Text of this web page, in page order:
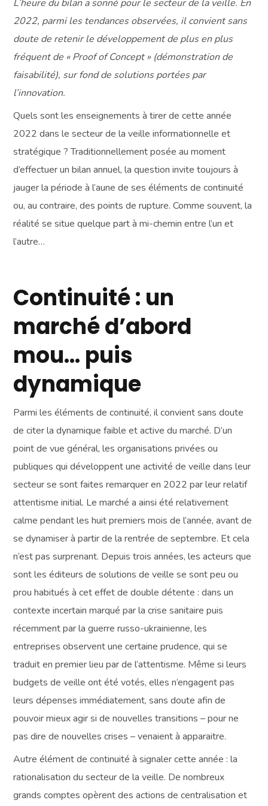
L’heure du bilan a sonné pour le secteur de la veille. En
2022, parmi les tendances observées, il convient sans
doute de retenir le développement de plus en plus
fréquent de « Proof of Concept » (démonstration de
faisabilité), sur fond de solutions portées par
l’innovation.
Quels sont les enseignements à tirer de cette année
2022 dans le secteur de la veille informationnelle et
stratégique ? Traditionnellement posée au moment
d’effectuer un bilan annuel, la question invite toujours à
jauger la période à l’aune de ses éléments de continuité
ou, au contraire, des points de rupture. Comme souvent, la
réalité se situe quelque part à mi-chemin entre l’un et
l’autre…
Continuité : un
marché d’abord
mou… puis
dynamique
Parmi les éléments de continuité, il convient sans doute
de citer la dynamique faible et active du marché. D’un
point de vue général, les organisations privées ou
publiques qui développent une activité de veille dans leur
secteur se sont faites remarquer en 2022 par leur relatif
attentisme initial. Le marché a ainsi été relativement
calme pendant les huit premiers mois de l’année, avant de
se dynamiser à partir de la rentrée de septembre. Et cela
n’est pas surprenant. Depuis trois années, les acteurs que
sont les éditeurs de solutions de veille se sont peu ou
prou habitués à cet effet de double détente : dans un
contexte incertain marqué par la crise sanitaire puis
récemment par la guerre russo-ukrainienne, les
entreprises observent une certaine prudence, qui se
traduit en premier lieu par de l’attentisme. Même si leurs
budgets de veille ont été votés, elles n’engagent pas
leurs dépenses immédiatement, sans doute afin de
pouvoir mieux agir si de nouvelles transitions – pour ne
pas dire de nouvelles crises – venaient à apparaitre.
Autre élément de continuité à signaler cette année : la
rationalisation du secteur de la veille. De nombreux
grands comptes opèrent des actions de centralisation et